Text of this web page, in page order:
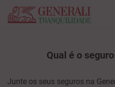
Qual é o
Junte os seus seguros na